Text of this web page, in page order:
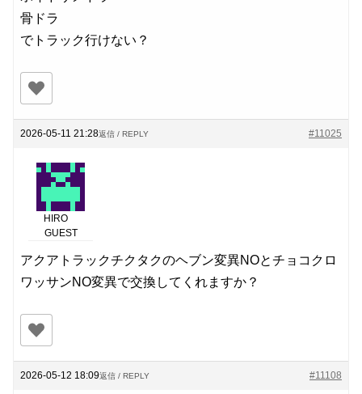
骨ドラ
でトラック行けない？
2026-05-11 21:28 #11025
返信 / REPLY
HIRO
GUEST
アクアトラックチクタクのヘブン変異NOとチョコクロ
ワッサンNO変異で交換してくれますか？
2026-05-12 18:09 #11108
返信 / REPLY